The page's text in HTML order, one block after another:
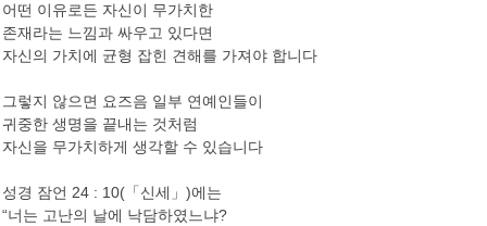
어떤 이유로든 자신이 무가치한
존재라는 느낌과 싸우고 있다면
자신의 가치에 균형 잡힌 견해를 가져야 합니다
그렇지 않으면 요즈음 일부 연예인들이
귀중한 생명을 끝내는 것처럼
자신을 무가치하게 생각할 수 있습니다
성경 잠언 24 : 10(「신세」)에는
“너는 고난의 날에 낙담하였느냐?